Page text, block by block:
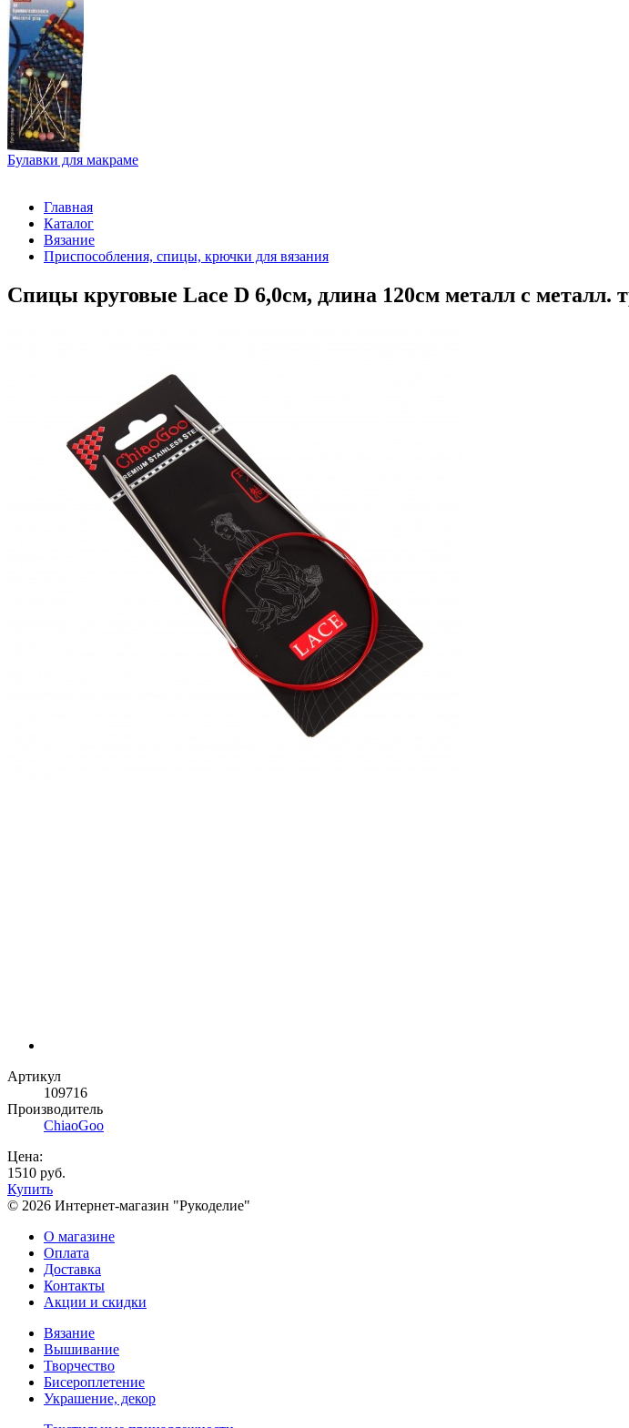
Булавки для макраме
Главная
Каталог
Вязание
Приспособления, спицы, крючки для вязания
Спицы круговые Lace D 6,0см, длина 120см металл с металл.
Артикул
109716
Производитель
ChiaoGoo
Цена:
1510 руб.
Купить
© 2026 Интернет-магазин "Рукоделие"
О магазине
Оплата
Доставка
Контакты
Акции и скидки
Вязание
Вышивание
Творчество
Бисероплетение
Украшение, декор